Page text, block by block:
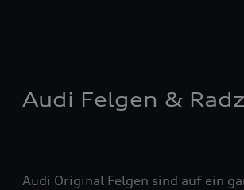
Audi Felgen &
Audi Original Felgen sind auf ein